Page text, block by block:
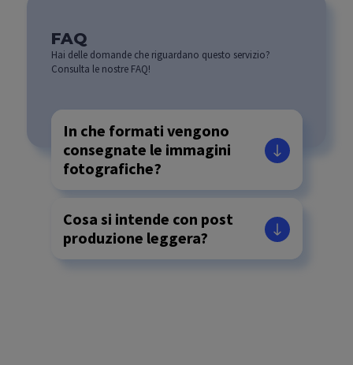
FAQ
Hai delle domande che riguardano questo servizio?
Consulta le nostre FAQ!
In che formati vengono
consegnate le immagini
fotografiche?
Cosa si intende con post
produzione leggera?